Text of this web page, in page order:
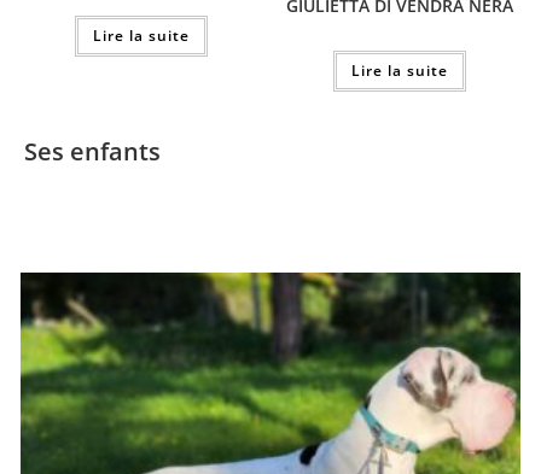
Lire la suite
GIULIETTA DI VENDRA NERA
Lire la suite
Ses enfants